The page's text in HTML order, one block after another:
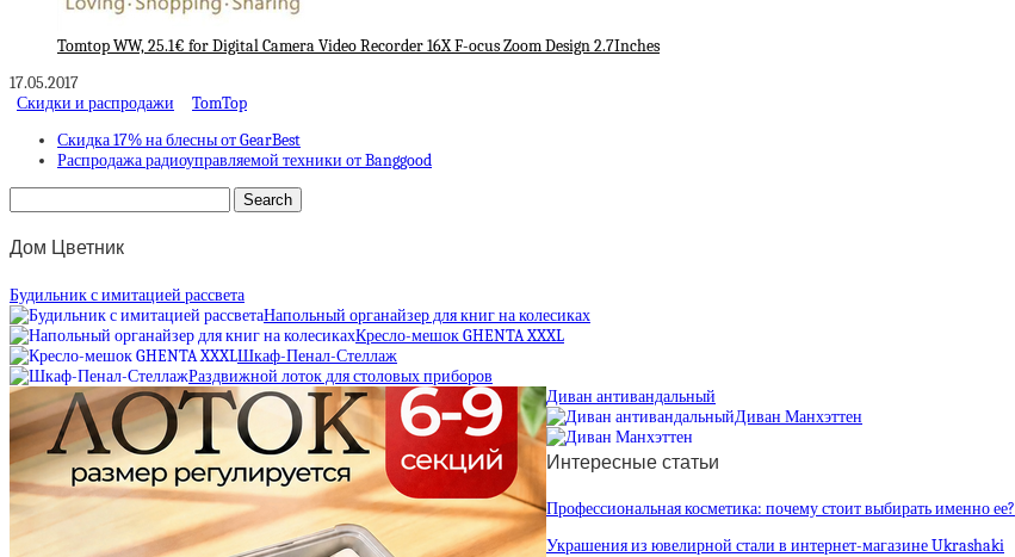
Tomtop WW, 25.1€ for Digital Camera Video Recorder 16X F-ocus Zoom Design 2.7Inches
17.05.2017
Скидки и распродажи
TomTop
Скидка 17% на блесны от GearBest
Распродажа радиоуправляемой техники от Banggood
Дом Цветник
Будильник с имитацией рассвета
Напольный органайзер для книг на колесиках
Кресло-мешок GHENTA XXXL
Шкаф-Пенал-Стеллаж
Раздвижной лоток для столовых приборов
Диван антивандальный
Диван Манхэттен
Интересные статьи
Профессиональная косметика: почему стоит выбирать именно ее?
Украшения из ювелирной стали в интернет-магазине Ukrashaki